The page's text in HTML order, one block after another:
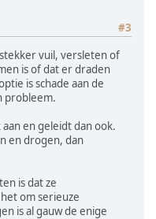
#3
vuil, versleten of
is of dat er draden
is schade aan de
probleem.
en geleidt dan ook.
en drogen, dan
is dat ze
om serieuze
is al gauw de enige